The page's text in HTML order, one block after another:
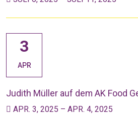
3
APR
Judith Müller auf dem AK Food
APR. 3, 2025 – APR. 4, 2025